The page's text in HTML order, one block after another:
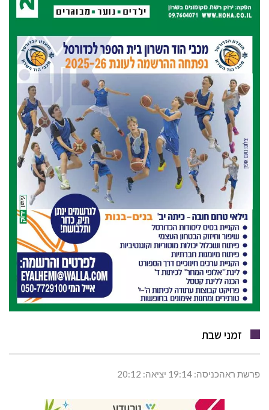
זמני שבת
פרשת ראהכניסה: 19:14 יציאה: 20:12